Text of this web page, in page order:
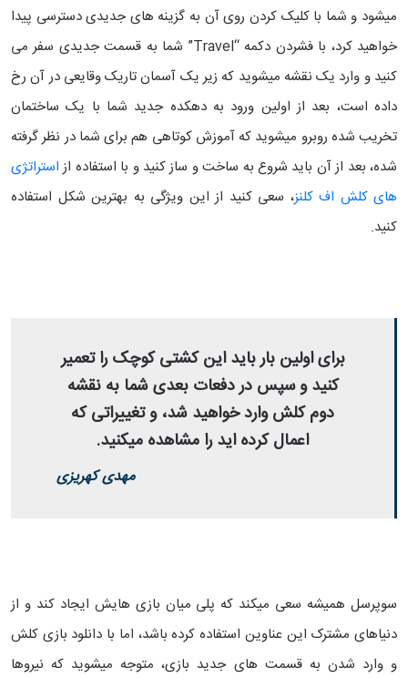
میشود و شما با کلیک کردن روی آن به گزینه های جدیدی دسترسی پیدا
خواهید کرد، با فشردن دکمه “Travel” شما به قسمت جدیدی سفر می
کنید و وارد یک نقشه میشوید که زیر یک آسمان تاریک وقایعی در آن رخ
داده است، بعد از اولین ورود به دهکده جدید شما با یک ساختمان
تخریب شده روبرو میشوید که آموزش کوتاهی هم برای شما در نظر گرفته
شده، بعد از آن باید شروع به ساخت و ساز کنید و با استفاده ازاستراتژی
های کلش اف کلنز، سعی کنید از این ویژگی به بهترین شکل استفاده
کنید.
برای اولین بار باید این کشتی کوچک را تعمیر
کنید و سپس در دفعات بعدی شما به نقشه
دوم کلش وارد خواهید شد، و تغییراتی که
اعمال کرده اید را مشاهده میکنید.
مهدی کهریزی
سوپرسل همیشه سعی میکند که پلی میان بازی هایش ایجاد کند و از
دنیاهای مشترک این عناوین استفاده کرده باشد، اما با دانلود بازی کلش
و وارد شدن به قسمت های جدید بازی، متوجه میشوید که نیروها